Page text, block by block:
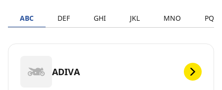
ABC DEF GHI JKL MNO PQRS
ADIVA